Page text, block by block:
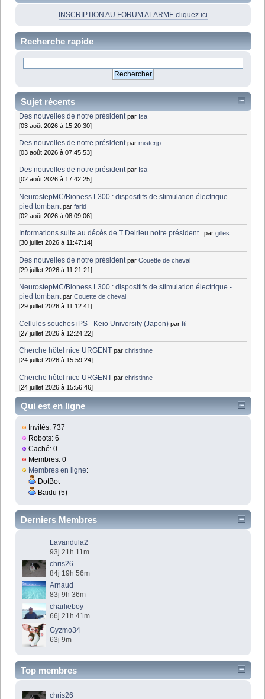
INSCRIPTION AU FORUM ALARME cliquez ici
Recherche rapide
Sujet récents
Des nouvelles de notre président par Isa
[03 août 2026 à 15:20:30]
Des nouvelles de notre président parmisterjp
[03 août 2026 à 07:45:53]
Des nouvelles de notre président par Isa
[02 août 2026 à 17:42:25]
NeurostepMC/Bioness L300 : dispositifs de stimulation électrique -
pied tombant parfarid
[02 août 2026 à 08:09:06]
Informations suite au décès de T Delrieu notre président . pargilles
[30 juillet 2026 à 11:47:14]
Des nouvelles de notre président parCouette de cheval
[29 juillet 2026 à 11:21:21]
NeurostepMC/Bioness L300 : dispositifs de stimulation électrique -
pied tombant parCouette de cheval
[29 juillet 2026 à 11:12:41]
Cellules souches iPS - Keio University (Japon) parfti
[27 juillet 2026 à 12:24:22]
Cherche hôtel nice URGENT parchristinne
[24 juillet 2026 à 15:59:24]
Cherche hôtel nice URGENT parchristinne
[24 juillet 2026 à 15:56:46]
Qui est en ligne
Invités: 737
Robots: 6
Caché: 0
Membres: 0
Membres en ligne:
DotBot
Baidu (5)
Derniers Membres
Lavandula2
93j 21h 11m
chris26
84j 19h 56m
Arnaud
83j 9h 36m
charlieboy
66j 21h 41m
Gyzmo34
63j 9m
Top membres
chris26